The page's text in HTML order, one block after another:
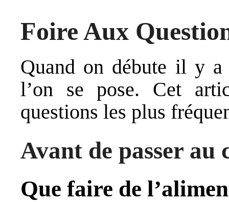
Foire Aux
Quand on débute il y a
l’on se pose. Cet
questions les plus
Avant de passer au
Que faire de